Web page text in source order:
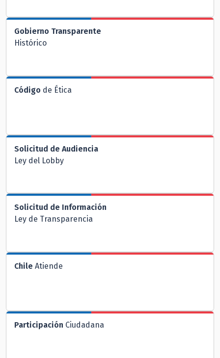
Gobierno Transparente
Histórico
Código de Ética
Solicitud de Audiencia
Ley del Lobby
Solicitud de Información
Ley de Transparencia
Chile Atiende
Participación Ciudadana